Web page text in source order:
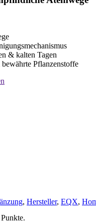
& kalten Tagen
Pflanzenstoffe
, Hersteller, EQX,